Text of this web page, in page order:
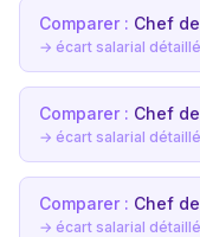
Comparer : Chef
→ écart salarial détaillé
Comparer : Chef
→ écart salarial détaillé
Comparer : Chef
→ écart salarial détaillé